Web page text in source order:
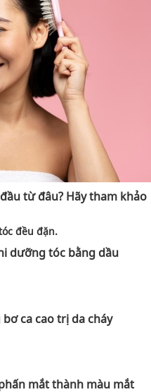
từ đâu? Hãy tham khảo
đều đặn.
dưỡng tóc bằng dầu
ca cao trị da cháy
mắt thành màu mắt